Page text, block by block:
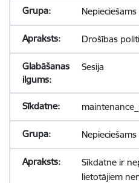
Nepieciešams
Drošības
Sesija
Nepieciešams
Sīkdatne ir
lietotājiem